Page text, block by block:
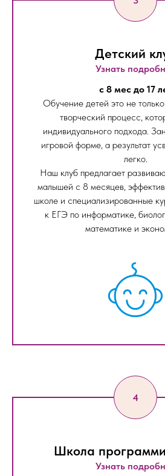
Детский
Узнать
с 8 мес до 17
Обучение детей это не
творческий процесс,
индивидуального подхода.
игровой форме, а результат
легко.
Наш клуб предлагает
малышей с 8 месяцев,
школе и специализированные
к ЕГЭ по информатике,
математике и
Школа
Узнать